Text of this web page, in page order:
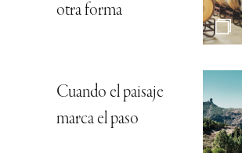
otra forma
Cuando el paisaje
marca el paso